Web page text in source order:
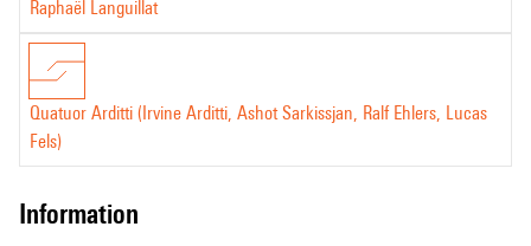
Raphaël Languillat
Quatuor Arditti (Irvine Arditti, Ashot Sarkissjan, Ralf Ehlers, Lucas
Fels)
information